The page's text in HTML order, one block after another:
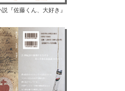
『佐藤くん、大好き』